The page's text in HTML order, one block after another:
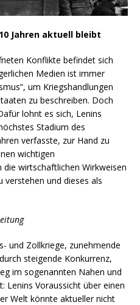
Jahren aktuell bleibt
Konflikte befindet sich
Medien ist immer
um Kriegshandlungen
zu beschreiben. Doch
lohnt es sich, Lenins
Stadium des
verfasste, zur Hand zu
wichtigen
wirtschaftlichen Wirkweisen
verstehen und dieses als
und Zollkriege, zunehmende
steigende Konkurrenz,
im sogenannten Nahen und
Lenins Voraussicht über einen
Welt könnte aktueller nicht